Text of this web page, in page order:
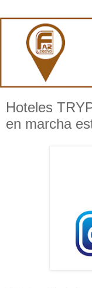
Hoteles
en marcha